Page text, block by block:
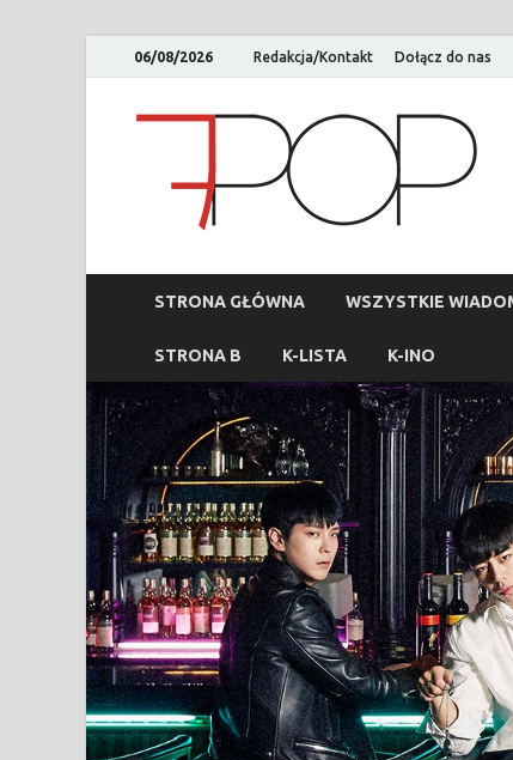
06/08/2026 Redakcja/Kontakt Dołącz do nas
STRONA GŁÓWNA WSZYSTKIE
STRONA B K-LISTA K-INO